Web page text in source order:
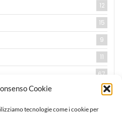
Cookie
tecnologie come i cookie per
12
15
9
11
67
4